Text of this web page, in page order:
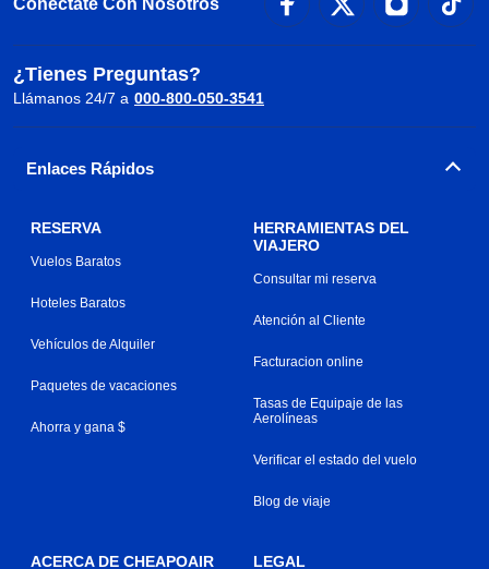
¿Tienes Preguntas?
Llámanos 24/7 a 000-800-050-3541
Enlaces Rápidos
RESERVA
Vuelos Baratos
Hoteles Baratos
Vehículos de Alquiler
Paquetes de vacaciones
Ahorra y gana $
HERRAMIENTAS DEL
VIAJERO
Consultar mi reserva
Atención al Cliente
Facturacion online
Tasas de Equipaje de las
Aerolíneas
Verificar el estado del vuelo
Blog de viaje
ACERCA DE CHEAPOAIR LEGAL